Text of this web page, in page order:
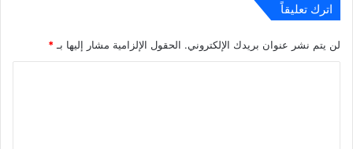
اترك تعليقاً
لن يتم نشر عنوان بريدك الإلكتروني. الحقول الإلزامية مشار إليها بـ *